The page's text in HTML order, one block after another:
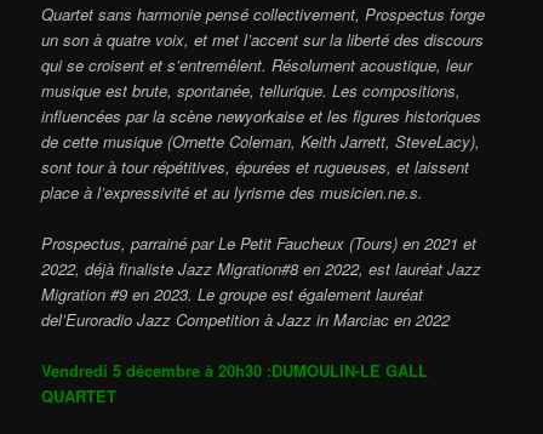
Quartet sans harmonie pensé collectivement, Prospectus forge
un son à quatre voix, et met l’accent sur la liberté des discours
qui se croisent et s’entremêlent. Résolument acoustique, leur
musique est brute, spontanée, tellurique. Les compositions,
influencées par la scène newyorkaise et les figures historiques
de cette musique (Ornette Coleman, Keith Jarrett, SteveLacy),
sont tour à tour répétitives, épurées et rugueuses, et laissent
place à l’expressivité et au lyrisme des musicien.ne.s.
Prospectus, parrainé par Le Petit Faucheux (Tours) en 2021 et
2022, déjà finaliste Jazz Migration#8 en 2022, est lauréat Jazz
Migration #9 en 2023. Le groupe est également lauréat
del’Euroradio Jazz Competition à Jazz in Marciac en 2022
Vendredi 5 décembre à 20h30 :DUMOULIN-LE GALL
QUARTET